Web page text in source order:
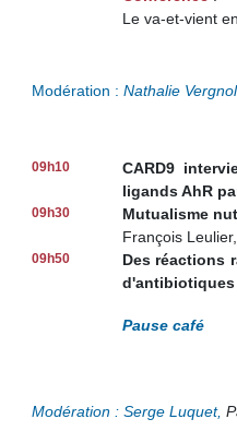
Le va-et-vient
Modération : Nathalie
09h10
CARD9
ligands AhR
09h30
Mutualisme
François
09h50
Des réactions
d'antibiotiques
Pause café
Modération : Serge Luquet,